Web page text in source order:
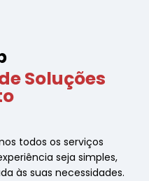
Soluções
todos os serviços
seja simples,
às suas necessidades.